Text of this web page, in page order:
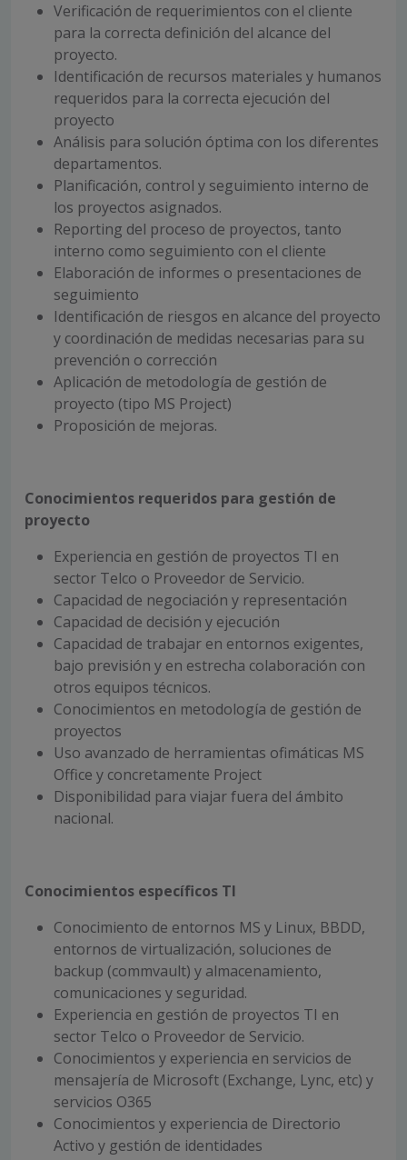
Verificación de requerimientos con el cliente
para la correcta definición del alcance del
proyecto.
Identificación de recursos materiales y humanos
requeridos para la correcta ejecución del
proyecto
Análisis para solución óptima con los diferentes
departamentos.
Planificación, control y seguimiento interno de
los proyectos asignados.
Reporting del proceso de proyectos, tanto
interno como seguimiento con el cliente
Elaboración de informes o presentaciones de
seguimiento
Identificación de riesgos en alcance del proyecto
y coordinación de medidas necesarias para su
prevención o corrección
Aplicación de metodología de gestión de
proyecto (tipo MS Project)
Proposición de mejoras.
Conocimientos requeridos para gestión de
proyecto
Experiencia en gestión de proyectos TI en
sector Telco o Proveedor de Servicio.
Capacidad de negociación y representación
Capacidad de decisión y ejecución
Capacidad de trabajar en entornos exigentes,
bajo previsión y en estrecha colaboración con
otros equipos técnicos.
Conocimientos en metodología de gestión de
proyectos
Uso avanzado de herramientas ofimáticas MS
Office y concretamente Project
Disponibilidad para viajar fuera del ámbito
nacional.
Conocimientos específicos TI
Conocimiento de entornos MS y Linux, BBDD,
entornos de virtualización, soluciones de
backup (commvault) y almacenamiento,
comunicaciones y seguridad.
Experiencia en gestión de proyectos TI en
sector Telco o Proveedor de Servicio.
Conocimientos y experiencia en servicios de
mensajería de Microsoft (Exchange, Lync, etc) y
servicios O365
Conocimientos y experiencia de Directorio
Activo y gestión de identidades